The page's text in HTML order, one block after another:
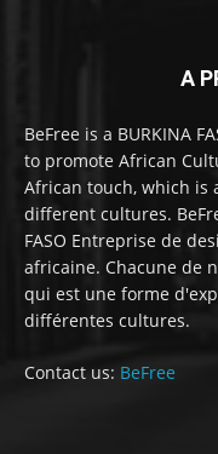
A
BeFree is a BURKINA
to promote African
African touch, which is
different cultures.
FASO Entreprise de
africaine. Chacune de
qui est une forme
différentes cultures.
Contact us: BeFree